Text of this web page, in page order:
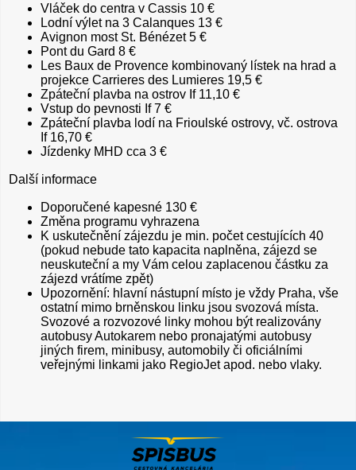
Vláček do centra v Cassis 10 €
Lodní výlet na 3 Calanques 13 €
Avignon most St. Bénézet 5 €
Pont du Gard 8 €
Les Baux de Provence kombinovaný lístek na hrad a
projekce Carrieres des Lumieres 19,5 €
Zpáteční plavba na ostrov If 11,10 €
Vstup do pevnosti If 7 €
Zpáteční plavba lodí na Frioulské ostrovy, vč. ostrova
If 16,70 €
Jízdenky MHD cca 3 €
Další informace
Doporučené kapesné 130 €
Změna programu vyhrazena
K uskutečnění zájezdu je min. počet cestujících 40
(pokud nebude tato kapacita naplněna, zájezd se
neuskuteční a my Vám celou zaplacenou částku za
zájezd vrátíme zpět)
Upozornění: hlavní nástupní místo je vždy Praha, vše
ostatní mimo brněnskou linku jsou svozová místa.
Svozové a rozvozové linky mohou být realizovány
autobusy Autokarem nebo pronajatými autobusy
jiných firem, minibusy, automobily či oficiálními
veřejnými linkami jako RegioJet apod. nebo vlaky.